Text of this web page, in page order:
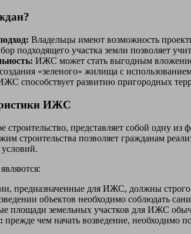
Владельцы имеют возможность
подходящего участка земли позволяет
ИЖС может стать выгодным
«зеленого» жилища с
способствует развитию пригородных
ИЖС
представляет собой одну из
строительства позволяет гражданам
предназначенные для ИЖС, должны строго
объектов необходимо соблюдать
площади земельных участков для ИЖС
прежде чем начать возведение, необходимо